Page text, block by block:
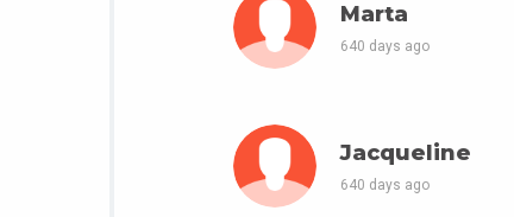
Marta
640 days ago
Jacqueline
640 days ago